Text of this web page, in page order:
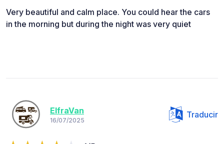
Very beautiful and calm place. You could hear the cars
in the morning but during the night was very quiet
ElfraVan
16/07/2025
Traducir